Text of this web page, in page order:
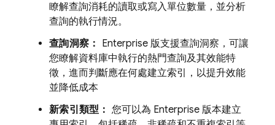
瞭解查詢消耗的讀取或寫入單位數量，並分析
查詢的執行情況。
查詢洞察： Enterprise 版支援查詢洞察，可讓
您瞭解資料庫中執行的熱門查詢及其效能特
徵，進而判斷應在何處建立索引，以提升效能
並降低成本
新索引類型： 您可以為 Enterprise 版本建立